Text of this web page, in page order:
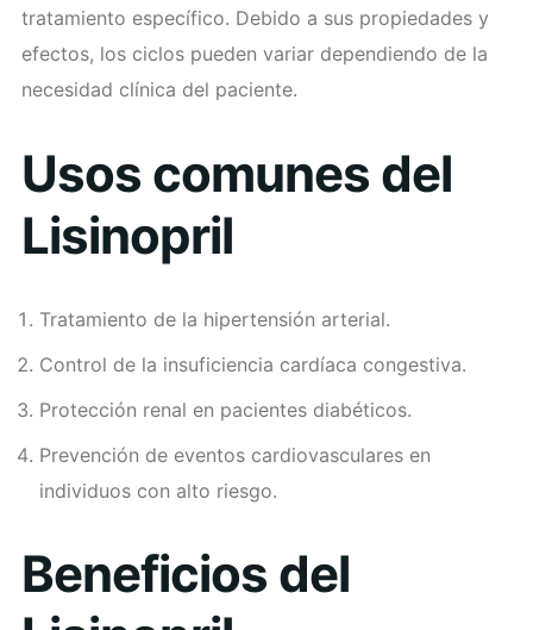
tratamiento específico. Debido a sus propiedades y
efectos, los ciclos pueden variar dependiendo de la
necesidad clínica del paciente.
Usos comunes del
Lisinopril
Tratamiento de la hipertensión arterial.
Control de la insuficiencia cardíaca congestiva.
Protección renal en pacientes diabéticos.
Prevención de eventos cardiovasculares en
individuos con alto riesgo.
Beneficios del